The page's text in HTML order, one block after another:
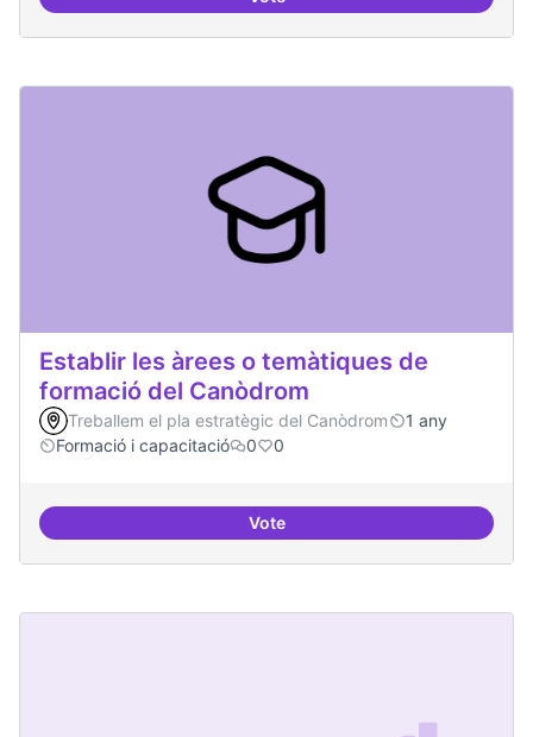
Beques de recerca per
Establir les àrees o temàtiques de
formació del Canòdrom
Treballem el pla estratègic del Canòdrom
1 any
Formació i capacitació
0 0
VoteEstablir les àrees o temàtiques